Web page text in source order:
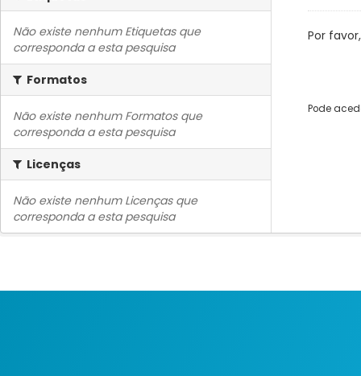
Não existe nenhum Etiquetas que
corresponda a esta pesquisa
Formatos
Não existe nenhum Formatos que
corresponda a esta pesquisa
Licenças
Não existe nenhum Licenças que
corresponda a esta pesquisa
Por
Pode